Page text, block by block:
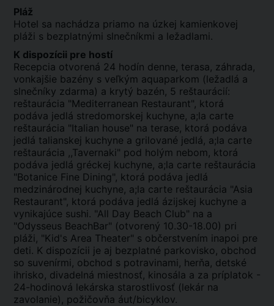
Pláž
Hotel sa nachádza priamo na úzkej kamienkovej
pláži s bezplatnými slnečníkmi a ležadlami.
K dispozícii pre hostí
Recepcia otvorená 24 hodín denne, terasa, záhrada,
vonkajšie bazény s veľkým aquaparkom (ležadlá a
slnečníky zdarma) a krytý bazén, 5 reštaurácií:
reštaurácia "Mediterranean Restaurant", ktorá
podáva jedlá stredomorskej kuchyne, a;la carte
reštaurácia "Italian house" na terase, ktorá podáva
jedlá talianskej kuchyne a grilované jedlá, a;la carte
reštaurácia ,,Tavernaki" pod holým nebom, ktorá
podáva jedlá gréckej kuchyne, a;la carte reštaurácia
"Botanice Fine Dining", ktorá podáva jedlá
medzinárodnej kuchyne, a;la carte reštaurácia "Asia
Restaurant", ktorá podáva jedlá ázijskej kuchyne a
vynikajúce sushi. "All Day Beach Club" na a
"Odysseus BeachBar" (otvorený 10.30-18.00) pri
pláži, "Kid's Area Theater" s občerstvením inapoi pre
deti. K dispozícii je aj bezplatné parkovisko, obchod
so suvenírmi, obchod s potravinami, herňa, detské
ihrisko, divadelná miestnosť, kinosála a za príplatok -
24-hodinová lekárska starostlivosť (lekár na
zavolanie), požičovňa áut/bicyklov.